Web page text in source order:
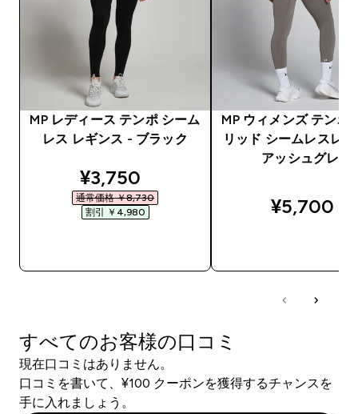
MP レディース テンポ シーム
レス レギンス - ブラック
discounted price
¥3,750‎
通常価格 ￥8,730‎
割引 ￥4,980‎
MP ウィメンズ テンポ
リッド シームレスレ
アッシュグレー
¥5,700‎
すべてのお客様の口コミ
現在口コミはありません。
口コミを書いて、¥100 クーポンを獲得するチャンスを
手に入れましょう。